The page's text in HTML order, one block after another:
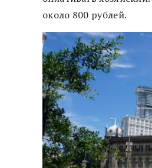
около 800 рублей.